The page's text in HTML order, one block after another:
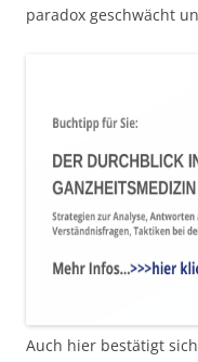
paradox geschwächt
Auch hier bestätigt